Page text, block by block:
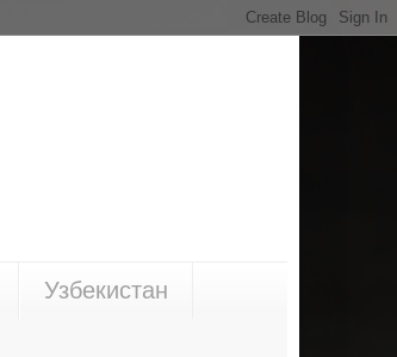
Узбекистан